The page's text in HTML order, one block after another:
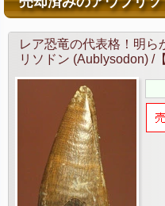
レア恐竜の代表格！明ら
リソドン (Aublysodon) /